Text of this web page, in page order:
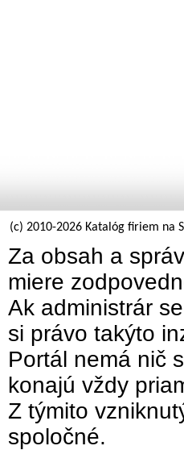
(c) 2010-2026 Katalóg firiem na
Za obsah a
miere
Ak administrár
si právo takýto
Portál nemá nič
konajú vždy
Z týmito
spoločné.